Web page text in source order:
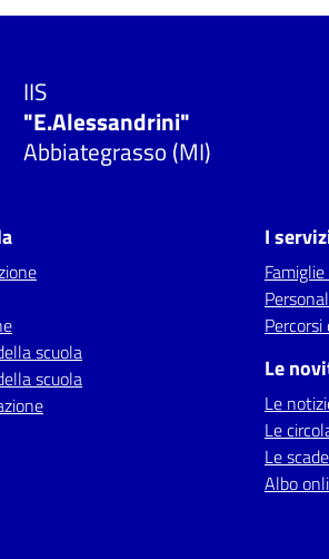
IIS
"E.Alessandrini"
Abbiategrasso (MI)
scuola
scuola
I
Le
Le
Le
Le
Albo